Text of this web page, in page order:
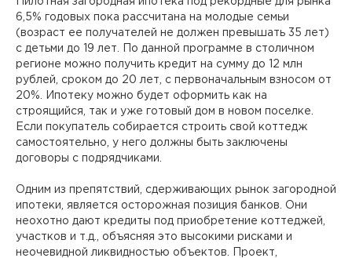
6,5% годовых пока рассчитана на молодые семьи
(возраст ее получателей не должен превышать 35 лет)
с детьми до 19 лет. По данной программе в столичном
регионе можно получить кредит на сумму до 12 млн
рублей, сроком до 20 лет, с первоначальным взносом от
20%. Ипотеку можно будет оформить как на
строящийся, так и уже готовый дом в новом поселке.
Если покупатель собирается строить свой коттедж
самостоятельно, у него должны быть заключены
договоры с подрядчиками.
Одним из препятствий, сдерживающих рынок загородной
ипотеки, является осторожная позиция банков. Они
неохотно дают кредиты под приобретение коттеджей,
участков и т.д., объясняя это высокими рисками и
неочевидной ликвидностью объектов. Проект,